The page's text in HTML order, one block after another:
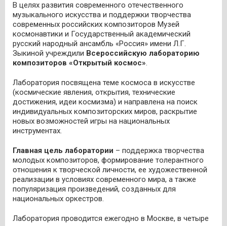
В целях развития современного отечественного
музыкального искусства и поддержки творчества
современных российских композиторов Музей
космонавтики и Государственный академический
русский народный ансамбль «Россия» имени Л.Г.
Зыкиной учреждили Всероссийскую лабораторию
композиторов «Открытый космос».
Лаборатория посвящена теме космоса в искусстве
(космические явления, открытия, технические
достижения, идеи космизма) и направлена на поиск
индивидуальных композиторских миров, раскрытие
новых возможностей игры на национальных
инструментах.
Главная цель лаборатории – поддержка творчества
молодых композиторов, формирование толерантного
отношения к творческой личности, ее художественной
реализации в условиях современного мира, а также
популяризация произведений, созданных для
национальных оркестров.
Лаборатория проводится ежегодно в Москве, в четыре